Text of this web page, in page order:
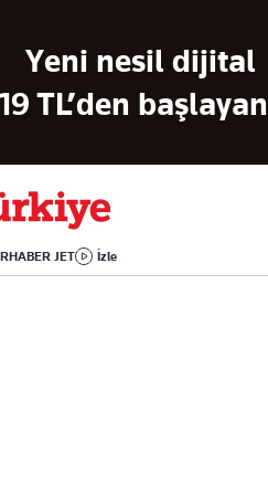
Yeni nesil dijital
TL’den
HABER JET İzle
Sinema
Kitap